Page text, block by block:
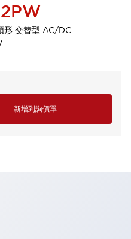
形 交替型 AC/DC
新增到詢價單